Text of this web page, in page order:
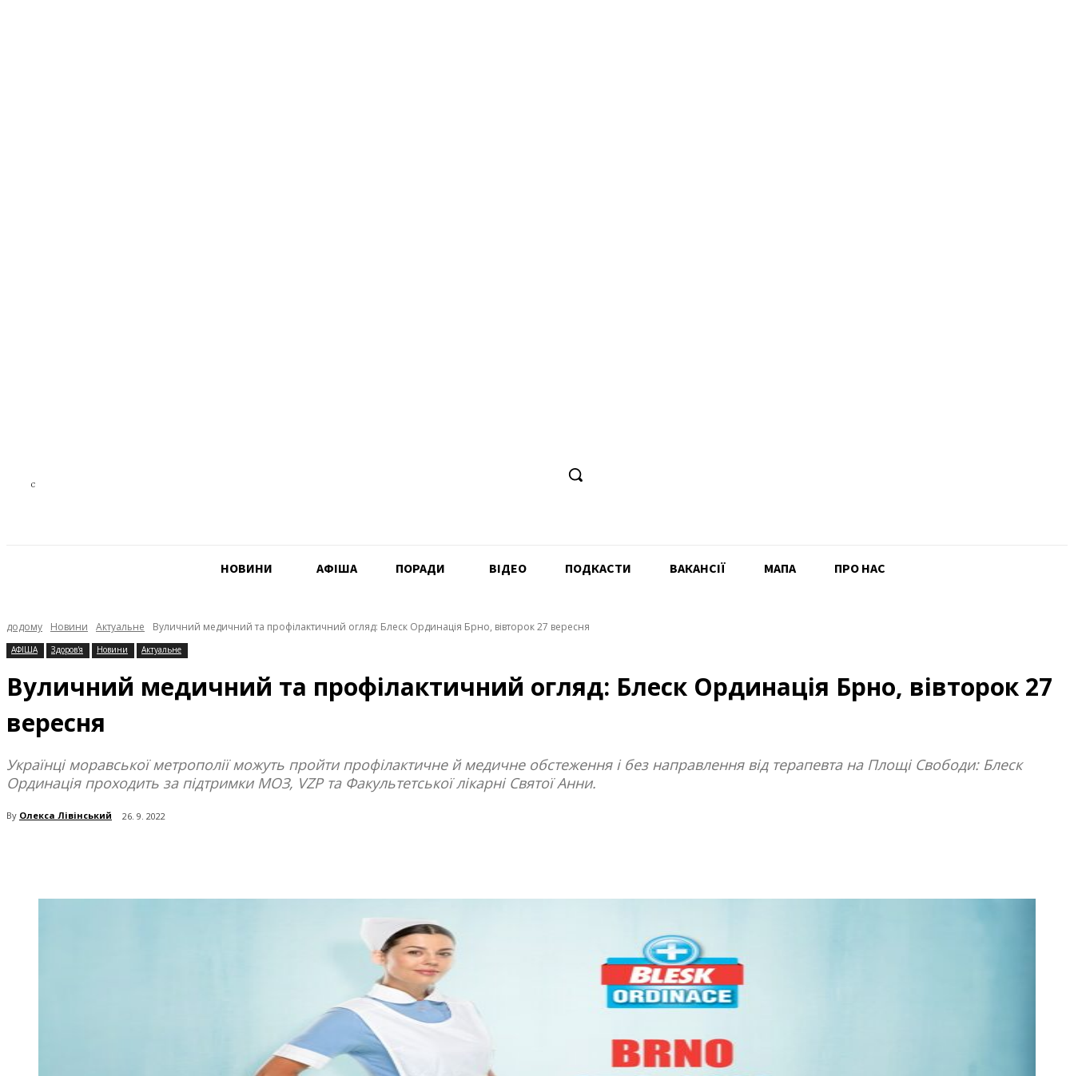
C
НОВИНИ АФIША ПОРАДИ ВІДЕО ПОДКАСТИ ВАКАНСІЇ MAПА ПРО НАС
додому Новини Актуальне Вуличний медичний та профілактичний огляд: Блеск Ординація Брно, вівторок 27 вересня
АФIША Здоров'я Новини Актуальне
Вуличний медичний та профілактичний огляд: Блеск Ординація Брно, вівторок 27
вересня
Українці моравської метрополії можуть пройти профілактичне й медичне обстеження і без направлення від терапевта на Площі Свободи: Блеск
Ординація проходить за підтримки МОЗ, VZP та Факультетської лікарні Святої Анни.
By Олекса Лівінський 26. 9. 2022